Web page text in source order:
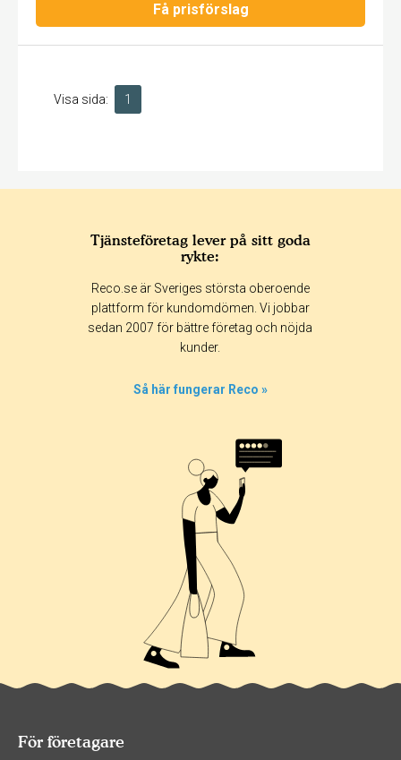
Få prisförslag
Visa sida: 1
Tjänsteföretag lever på sitt goda
rykte:
Reco.se är Sveriges största oberoende
plattform för kundomdömen. Vi jobbar
sedan 2007 för bättre företag och nöjda
kunder.
Så här fungerar Reco »
För företagare